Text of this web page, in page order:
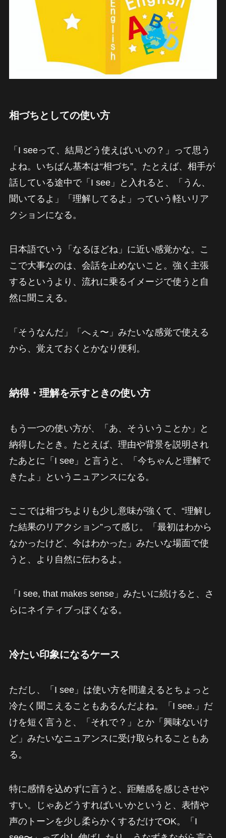
相づちとしての使い方
「I seeって、結局どう使えばいいの？」って思う
よね。いちばん基本は“相づち”。たとえば、相手が
話している途中で「I see」と入れると、「うん、
聞いてるよ」「理解してるよ」っていう軽いリア
クションになる。
日本語でいう「なるほどね」に近い感覚かな。こ
こで大事なのは、会話を止めないこと。強く主張
するというより、流れに乗るイメージで使うと自
然に聞こえる。
「そうなんだ」「へぇ〜」みたいな感覚で使える
から、覚えておくとかなり便利。
納得・理解を示すときの使い方
もう一つの使い方が、「あ、そういうことか」と
納得したとき。たとえば、理由や背景を説明され
たあとに「I see」と言うと、「今ちゃんと理解で
きたよ」というニュアンスになる。
ここでは相づちよりも少し意味が強くて、“理解し
た結果のリアクション”って感じ。「最初はわから
なかったけど、今はわかった」みたいな場面で使
うと、より自然に伝わるよ。
「I see, that makes sense」みたいに続けると、さ
らにネイティブっぽくなる。
冷たい印象になるケース
ただし、「I see」は使い方を間違えるとちょっと
冷たく聞こえることもあるんだよね。「I see.」だ
けを短く言うと、「それで？」とか「興味ないけ
ど」みたいなニュアンスに受け取られることもあ
る。
特に感情を込めずに言うと、距離感を感じさせや
すい。じゃあどうすればいいかというと、表情や
声のトーンを少し柔らかくするだけでOK。「I